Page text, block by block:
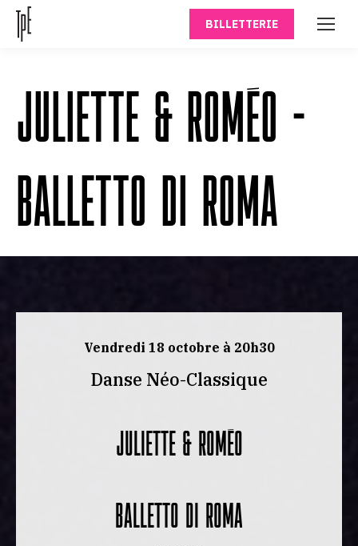
BILLETTERIE
JULIETTE & ROMÉO –
BALLETTO DI ROMA
Vendredi 18 octobre à 20h30
Danse Néo-Classique
JULIETTE & ROMÉO
BALLETTO DI ROMA